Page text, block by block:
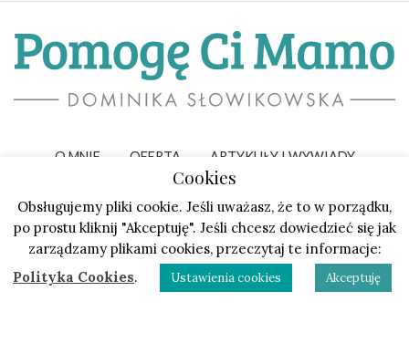
O MNIE OFERTA ARTYKUŁY I WYWIADY
REGULAMIN POLITYKA PRYWATNOŚCI
POLITYKA COOKIES
Cookies
Obsługujemy pliki cookie. Jeśli uważasz, że to w porządku,
po prostu kliknij "Akceptuję". Jeśli chcesz dowiedzieć się jak
zarządzamy plikami cookies, przeczytaj te informacje:
Polityka Cookies. Ustawienia cookies Akceptuję